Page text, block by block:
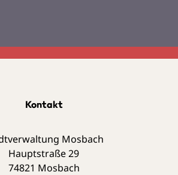
Kontakt
Mosbach
Hauptstraße 29
74821 Mosbach